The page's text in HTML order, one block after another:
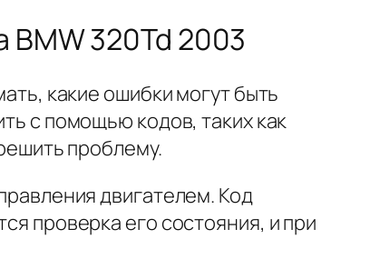
320Td 2003
какие ошибки могут быть
с помощью кодов, таких как
проблему.
двигателем. Код
проверка его состояния, и при